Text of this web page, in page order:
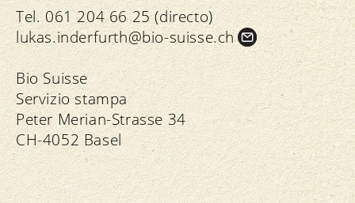
Tel. 061 204 66 25 (directo)
lukas.inderfurth@bio-suisse.ch
Bio Suisse
Servizio stampa
Peter Merian-Strasse 34
CH-4052 Basel